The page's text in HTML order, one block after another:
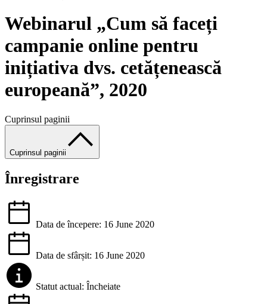
Webinarul „Cum să faceți
campanie online pentru
inițiativa dvs. cetățenească
europeană”, 2020
Cuprinsul paginii
Cuprinsul paginii
Înregistrare
Data de începere: 16 June 2020
Data de sfârșit: 16 June 2020
Statut actual: Încheiate